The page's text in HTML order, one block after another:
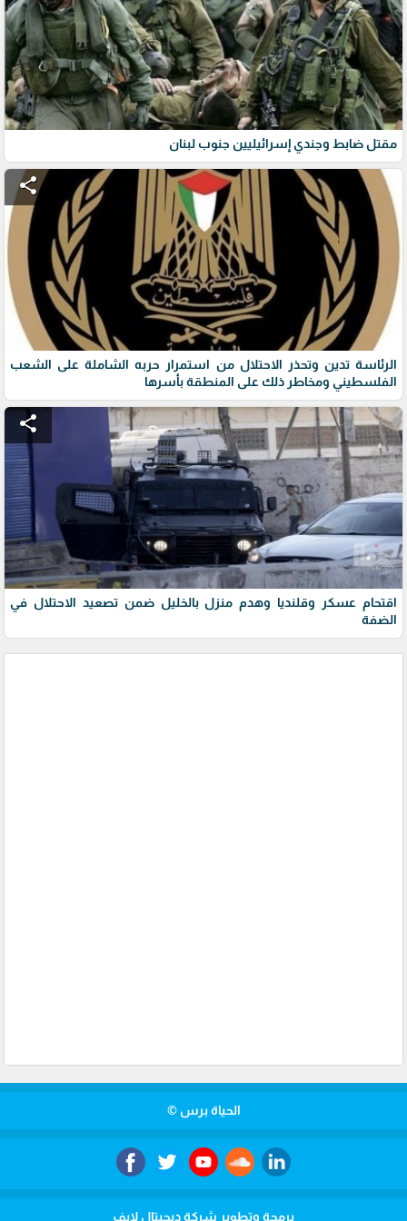
مقتل ضابط وجندي إسرائيليين جنوب لبنان
share
الرئاسة تدين وتحذر الاحتلال من استمرار حربه الشاملة على الشعب
الفلسطيني ومخاطر ذلك على المنطقة بأسرها
share
اقتحام عسكر وقلنديا وهدم منزل بالخليل ضمن تصعيد الاحتلال في
الضفة
الحياة برس ©
برمجة وتطوير شركة ديجيتال لايف